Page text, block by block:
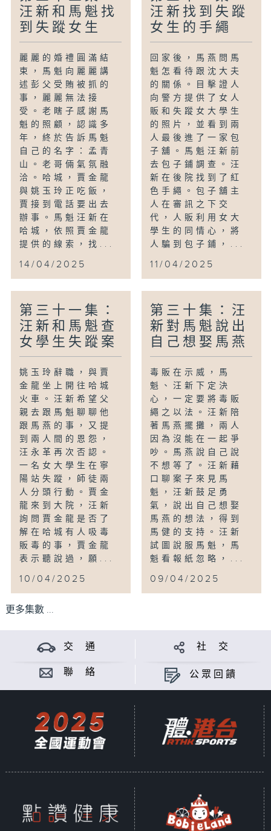
汪新和馬魁找
到失蹤女生
麗麗的婚禮圓滿結
束，馬魁向麗麗講
述彭父受賄被抓的
事，麗麗無法接
受。老瞎子感謝馬
魁的照顧，認識多
年，終於告訴馬魁
自己的名字：孟青
山。老哥倆氣氛融
洽。哈城，賈金龍
與姚玉玲正吃飯，
賈接到電話要出去
辦事。馬魁汪新在
哈城，依照賈金龍
提供的線索，找...
14/04/2025
汪新找到失蹤
女生的手繩
回家後，馬燕問馬
魁怎看待跟沈大夫
的關係。目擊證人
向警方提供了女人
販和失蹤女大學生
的照片，並看到兩
人最後進了一家包
子舖。馬魁汪新前
去包子鋪調查。汪
新在後院找到了紅
色手繩。包子舖主
人在審訊之下交
代，人販利用女大
學生的同情心，將
人騙到包子鋪，...
11/04/2025
第三十一集：
汪新和馬魁查
女學生失蹤案
姚玉玲辭職，與賈
金龍坐上開往哈城
火車。汪新希望父
親去跟馬魁聊聊他
跟馬燕的事，又提
到兩人間的恩怨，
汪永革再次否認。
一名女大學生在寧
陽站失蹤，師徒兩
人分頭行動。賈金
龍來到大院，汪新
詢問賈金龍是否了
解在哈城有人吸毒
販毒的事，賈金龍
表示聽說過，願...
10/04/2025
第三十集：汪
新對馬魁說出
自己想娶馬燕
毒販在示威，馬
魁、汪新下定決
心，一定要將毒販
繩之以法。汪新陪
著馬燕擺攤，兩人
因為沒能在一起爭
吵。馬燕說自己說
不想等了。汪新藉
口聊案子來見馬
魁，汪新鼓足勇
氣，說出自己想娶
馬燕的想法，得到
馬健的支持。汪新
試圖說服馬魁，馬
魁看報紙忽略，...
09/04/2025
更多集數 ...
交 通 社 交
聯 絡 公眾回饋